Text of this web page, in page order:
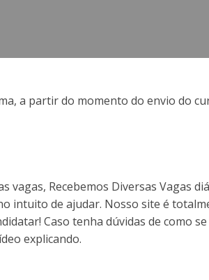
a partir do momento do envio do
vagas, Recebemos Diversas Vagas
intuito de ajudar. Nosso site é
Caso tenha dúvidas de como se
explicando.